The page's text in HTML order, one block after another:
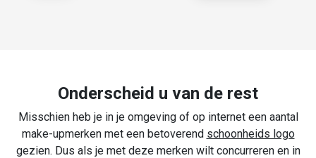
Onderscheid u van de rest
Misschien heb je in je omgeving of op internet een aantal
make-upmerken met een betoverend schoonheids logo
gezien. Dus als je met deze merken wilt concurreren en in